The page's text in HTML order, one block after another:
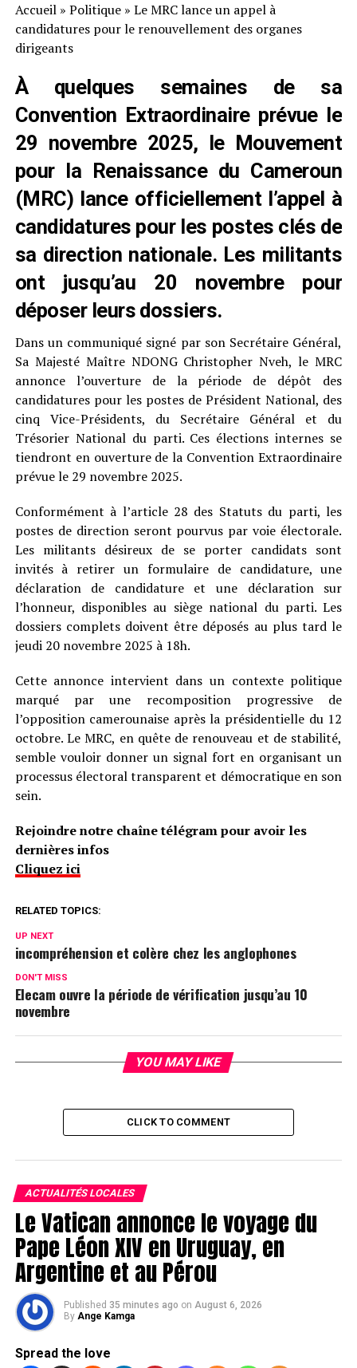
Accueil» Politique» Le MRC lance un appel à
candidatures pour le renouvellement des organes
dirigeants
À quelques semaines de sa
Convention Extraordinaire prévue le
29 novembre 2025, le Mouvement
pour la Renaissance du Cameroun
(MRC) lance officiellement l’appel à
candidatures pour les postes clés de
sa direction nationale. Les militants
ont jusqu’au 20 novembre pour
déposer leurs dossiers.
Dans un communiqué signé par son Secrétaire Général,
Sa Majesté Maître NDONG Christopher Nveh, le MRC
annonce l’ouverture de la période de dépôt des
candidatures pour les postes de Président National, des
cinq Vice-Présidents, du Secrétaire Général et du
Trésorier National du parti. Ces élections internes se
tiendront en ouverture de la Convention Extraordinaire
prévue le 29 novembre 2025.
Conformément à l’article 28 des Statuts du parti, les
postes de direction seront pourvus par voie électorale.
Les militants désireux de se porter candidats sont
invités à retirer un formulaire de candidature, une
déclaration de candidature et une déclaration sur
l’honneur, disponibles au siège national du parti. Les
dossiers complets doivent être déposés au plus tard le
jeudi 20 novembre 2025 à 18h.
Cette annonce intervient dans un contexte politique
marqué par une recomposition progressive de
l’opposition camerounaise après la présidentielle du 12
octobre. Le MRC, en quête de renouveau et de stabilité,
semble vouloir donner un signal fort en organisant un
processus électoral transparent et démocratique en son
sein.
Rejoindre notre chaîne télégram pour avoir les
dernières infos
Cliquez ici
RELATED TOPICS:
UP NEXT
incompréhension et colère chez les anglophones
DON'T MISS
Elecam ouvre la période de vérification jusqu’au 10
novembre
YOU MAY LIKE
CLICK TO COMMENT
ACTUALITÉS LOCALES
Le Vatican annonce le voyage du
Pape Léon XIV en Uruguay, en
Argentine et au Pérou
Published 35 minutes ago on August 6, 2026
By Ange Kamga
Spread the love